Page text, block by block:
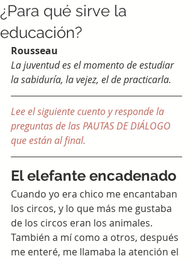
¿Para qué sirve la
educación?
Rousseau
La juventud es el momento de estudiar
la sabiduría, la vejez, el de practicarla.
Lee el siguiente cuento y responde la
preguntas de las PAUTAS DE DIÁLOGO
que están al final.
El elefante encadenado
Cuando yo era chico me encantaban
los circos, y lo que más me gustaba
de los circos eran los animales.
También a mí como a otros, después
me enteré, me llamaba la atención el